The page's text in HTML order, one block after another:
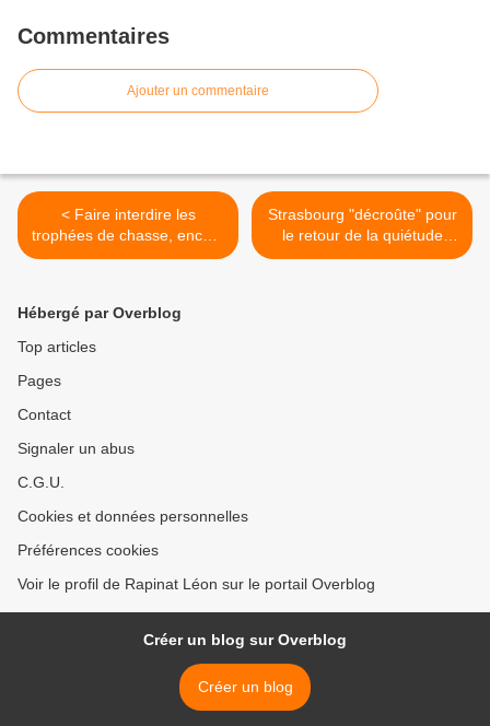
Commentaires
Ajouter un commentaire
< Faire interdire les
trophées de chasse, encore
un coin pour faire plier la
Strasbourg "décroûte" pour
le retour de la quiétude
dans ses forêts. >
Hébergé par Overblog
Top articles
Pages
Contact
Signaler un abus
C.G.U.
Cookies et données personnelles
Préférences cookies
Voir le profil de Rapinat Léon sur le portail Overblog
Créer un blog sur Overblog
Créer un blog